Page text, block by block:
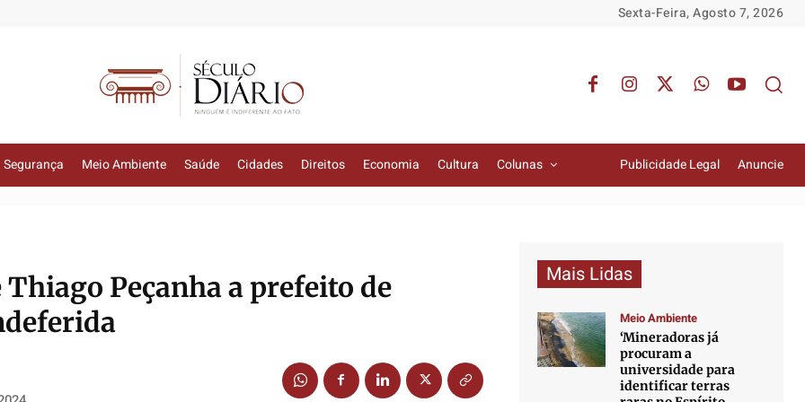
Sexta-Feira, Agosto 7, 2026
Segurança Meio Ambiente Saúde Cidades Direitos Economia Cultura Colunas Publicidade Legal Anuncie
Peçanha a prefeito de
Mais Lidas
Meio Ambiente
‘Mineradoras já
procuram a
universidade para
identificar terras